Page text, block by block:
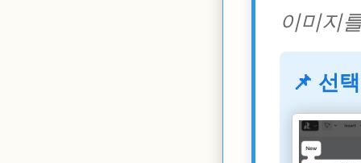
이미지
📌 선